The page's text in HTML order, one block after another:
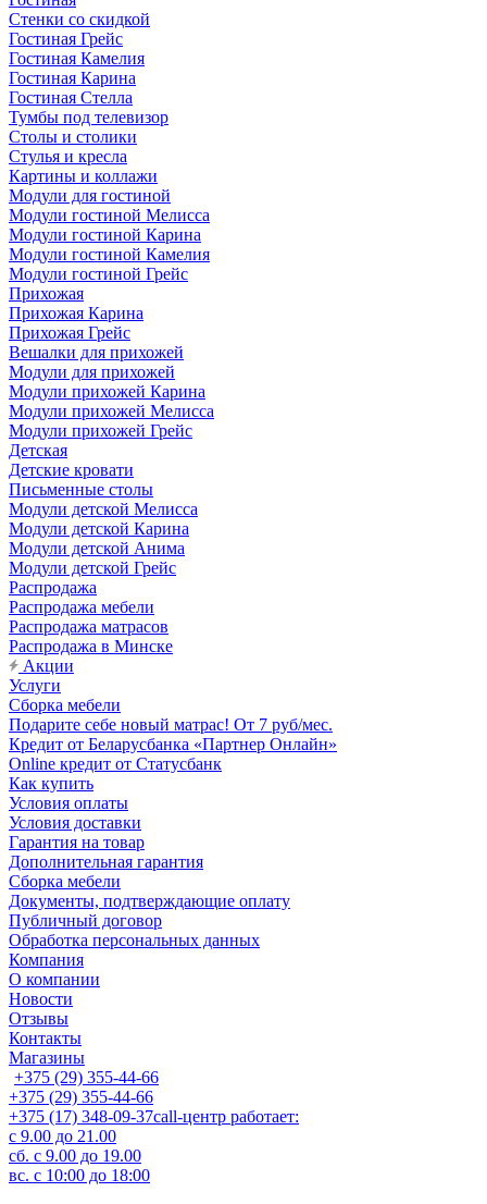
Стенки со скидкой
Гостиная Грейс
Гостиная Камелия
Гостиная Карина
Гостиная Стелла
Тумбы под телевизор
Столы и столики
Стулья и кресла
Картины и коллажи
Модули для гостиной
Модули гостиной Мелисса
Модули гостиной Карина
Модули гостиной Камелия
Модули гостиной Грейс
Прихожая
Прихожая Карина
Прихожая Грейс
Вешалки для прихожей
Модули для прихожей
Модули прихожей Карина
Модули прихожей Мелисса
Модули прихожей Грейс
Детская
Детские кровати
Письменные столы
Модули детской Мелисса
Модули детской Карина
Модули детской Анима
Модули детской Грейс
Распродажа
Распродажа мебели
Распродажа матрасов
Распродажа в Минске
Акции
Услуги
Сборка мебели
Подарите себе новый матрас! От 7 руб/мес.
Кредит от Беларусбанка «Партнер Онлайн»
Online кредит от Статусбанк
Как купить
Условия оплаты
Условия доставки
Гарантия на товар
Дополнительная гарантия
Сборка мебели
Документы, подтверждающие оплату
Публичный договор
Обработка персональных данных
Компания
О компании
Новости
Отзывы
Контакты
Магазины
+375 (29) 355-44-66
+375 (29) 355-44-66
+375 (17) 348-09-37call-центр работает:
с 9.00 до 21.00
сб. с 9.00 до 19.00
вс. c 10:00 до 18:00